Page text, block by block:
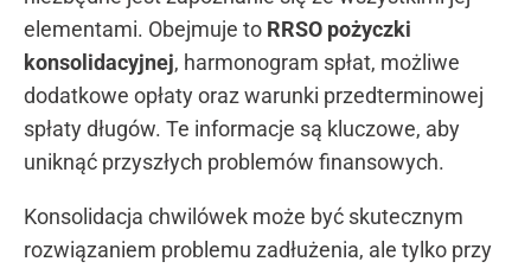
elementami. Obejmuje to RRSO pożyczki
konsolidacyjnej, harmonogram spłat, możliwe
dodatkowe opłaty oraz warunki przedterminowej
spłaty długów. Te informacje są kluczowe, aby
uniknąć przyszłych problemów finansowych.
Konsolidacja chwilówek może być skutecznym
rozwiązaniem problemu zadłużenia, ale tylko przy